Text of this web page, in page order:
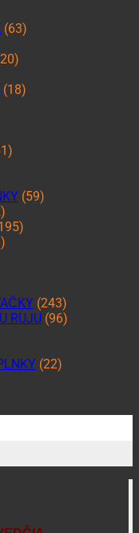
(63)
(18)
(59)
(243)
RUJU (96)
(22)